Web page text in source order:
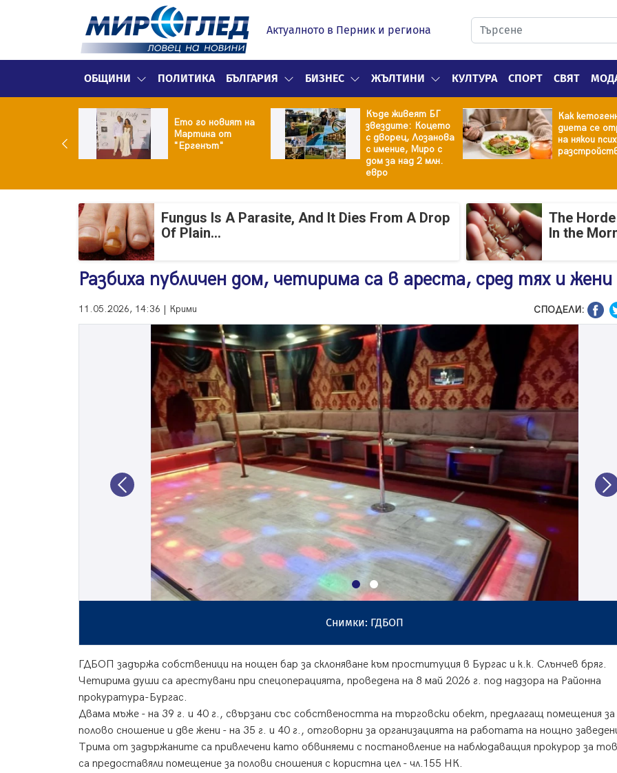
Актуалното в Перник и региона
ОБЩИНИ ПОЛИТИКА БЪЛГАРИЯ БИЗНЕС ЖЪЛТИНИ КУЛТУРА СПОРТ СВЯТ
Ето го новият на
Мартина от
"Ергенът"
Къде живеят БГ
звездите: Коцето
с дворец, Лозанова
с имение, Миро с
дом за над 2 млн.
евро
Как
диета се
на някои
Fungus Is A Parasite, And It Dies From A Drop
Of Plain...
The
In the
Разбиха публичен дом, четирима са в ареста, сред тях и жени
11.05.2026, 14:36 | Крими СПОДЕЛИ:
Снимки: ГДБОП
Previous
ГДБОП задържа собственици на нощен бар за склоняване към проституция в Бургас и к.к. Слънчев бряг.
Четирима души са арестувани при спецоперацията, проведена на 8 май 2026 г. под надзора на Районна
прокуратура-Бургас.
Двама мъже - на 39 г. и 40 г., свързани със собствеността на търговски обект, предлагащ помещения за
полово сношение и две жени - на 35 г. и 40 г., отговорни за организацията на работата на нощно
Трима от задържаните са привлечени като обвиняеми с постановление на наблюдаващия прокурор за
са предоставяли помещение за полови сношения с користна цел - чл.155 НК.